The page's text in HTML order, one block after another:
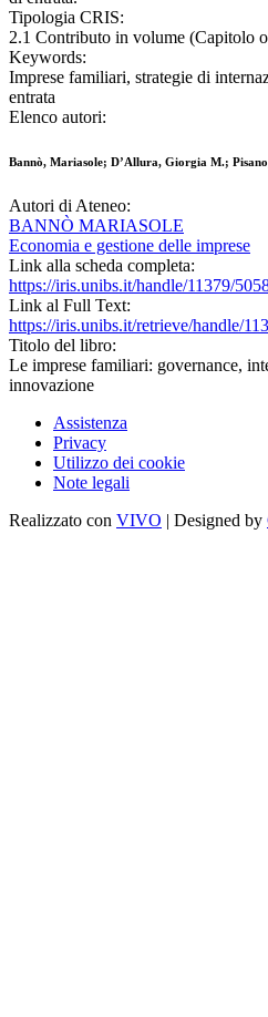
Tipologia CRIS:
2.1 Contributo in volume (Capitolo
Keywords:
Imprese familiari, strategie di
entrata
Elenco autori:
Bannò, Mariasole; D’Allura, Giorgia M.;
Autori di Ateneo:
BANNÒ MARIASOLE
Economia e gestione delle imprese
Link alla scheda completa:
https://iris.unibs.it/handle/11379/
Link al Full Text:
https://iris.unibs.it/retrieve/handle/
Titolo del libro:
Le imprese familiari: governance,
innovazione
Assistenza
Privacy
Utilizzo dei cookie
Note legali
Realizzato con VIVO | Designed by